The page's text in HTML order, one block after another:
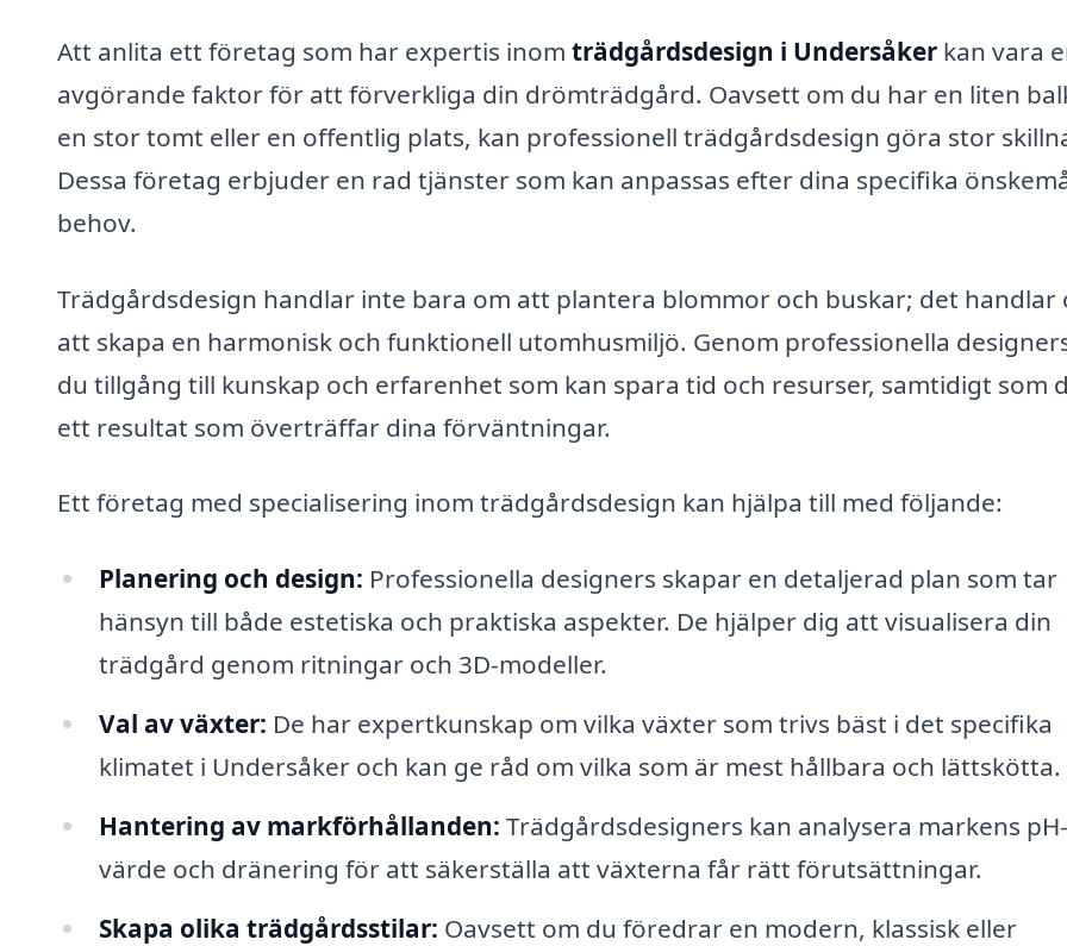
Att anlita ett företag som har expertis inom trädgårdsdesign i Undersåker kan vara
avgörande faktor för att förverkliga din drömträdgård. Oavsett om du har en liten
en stor tomt eller en offentlig plats, kan professionell trädgårdsdesign göra stor
Dessa företag erbjuder en rad tjänster som kan anpassas efter dina specifika
behov.
Trädgårdsdesign handlar inte bara om att plantera blommor och buskar; det handlar
att skapa en harmonisk och funktionell utomhusmiljö. Genom professionella
du tillgång till kunskap och erfarenhet som kan spara tid och resurser, samtidigt som
ett resultat som överträffar dina förväntningar.
Ett företag med specialisering inom trädgårdsdesign kan hjälpa till med följande:
Planering och design: Professionella designers skapar en detaljerad plan som tar
hänsyn till både estetiska och praktiska aspekter. De hjälper dig att visualisera din
trädgård genom ritningar och 3D-modeller.
Val av växter: De har expertkunskap om vilka växter som trivs bäst i det specifika
klimatet i Undersåker och kan ge råd om vilka som är mest hållbara och lättskötta.
Hantering av markförhållanden: Trädgårdsdesigners kan analysera markens pH-
värde och dränering för att säkerställa att växterna får rätt förutsättningar.
Skapa olika trädgårdsstilar: Oavsett om du föredrar en modern, klassisk eller